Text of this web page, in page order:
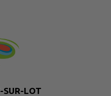
SUR-LOT